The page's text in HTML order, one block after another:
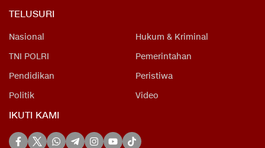
TELUSURI
Nasional
Hukum & Kriminal
TNI POLRI
Pemerintahan
Pendidikan
Peristiwa
Politik
Video
IKUTI KAMI